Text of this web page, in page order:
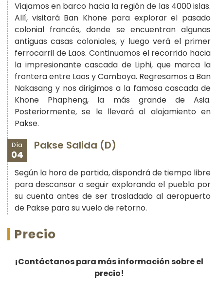
Viajamos en barco hacia la región de las 4000 islas.
Allí, visitará Ban Khone para explorar el pasado
colonial francés, donde se encuentran algunas
antiguas casas coloniales, y luego verá el primer
ferrocarril de Laos. Continuamos el recorrido hacia
la impresionante cascada de Liphi, que marca la
frontera entre Laos y Camboya. Regresamos a Ban
Nakasang y nos dirigimos a la famosa cascada de
Khone Phapheng, la más grande de Asia.
Posteriormente, se le llevará al alojamiento en
Pakse.
Día
04
Pakse Salida (D)
Según la hora de partida, dispondrá de tiempo libre
para descansar o seguir explorando el pueblo por
su cuenta antes de ser trasladado al aeropuerto
de Pakse para su vuelo de retorno.
Precio
¡Contáctanos para más información sobre el
precio!